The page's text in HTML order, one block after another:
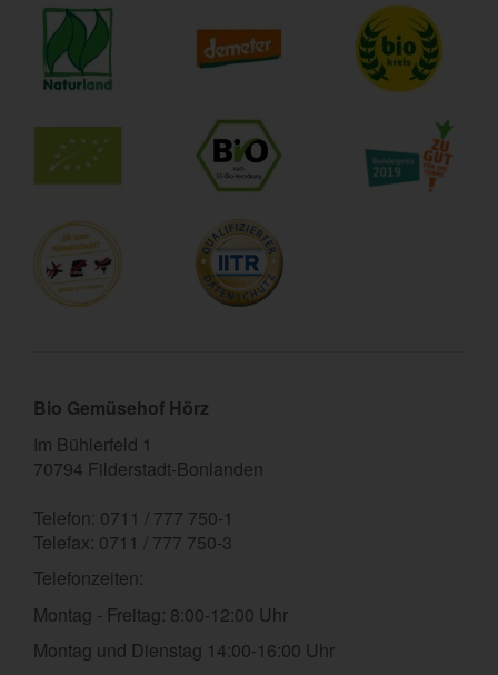
Bio Gemüsehof Hörz
Im Bühlerfeld 1
70794 Filderstadt-Bonlanden
Telefon: 0711 / 777 750-1
Telefax: 0711 / 777 750-3
Telefonzeiten:
Montag - Freitag: 8:00-12:00 Uhr
Montag und Dienstag 14:00-16:00 Uhr